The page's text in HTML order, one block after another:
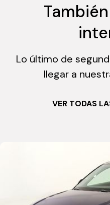
Lo último de
llegar a
VER TODAS